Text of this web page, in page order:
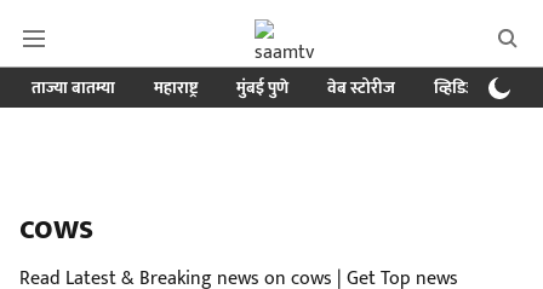
ताज्या बातम्या महाराष्ट्र मुंबई पुणे वेब स्टोरीज व्हिडिओ
cows
Read Latest & Breaking news on cows | Get Top news